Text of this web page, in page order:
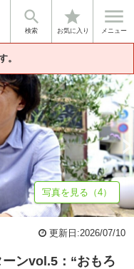

検索
star
お気に入り

メニュー
。
法人情報
写真を見る（4）
更新日:2026/07/10
ンvol.5：“おもろ